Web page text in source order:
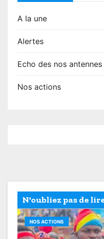
A la une
Alertes
Echo des nos antennes
Nos actions
N'oubliez pas de
NOS ACTIONS